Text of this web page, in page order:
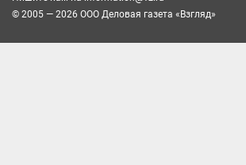
© 2005 — 2026 ООО Деловая газета «Взгляд»